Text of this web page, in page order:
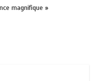
magnifique »